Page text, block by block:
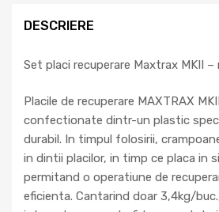
DESCRIERE
Set placi recuperare Maxtrax MKII –
Placile de recuperare MAXTRAX
confectionate dintr-un plastic
durabil. In timpul folosirii,
in dintii placilor, in timp ce placa in
permitand o operatiune de
eficienta. Cantarind doar 3,4kg/